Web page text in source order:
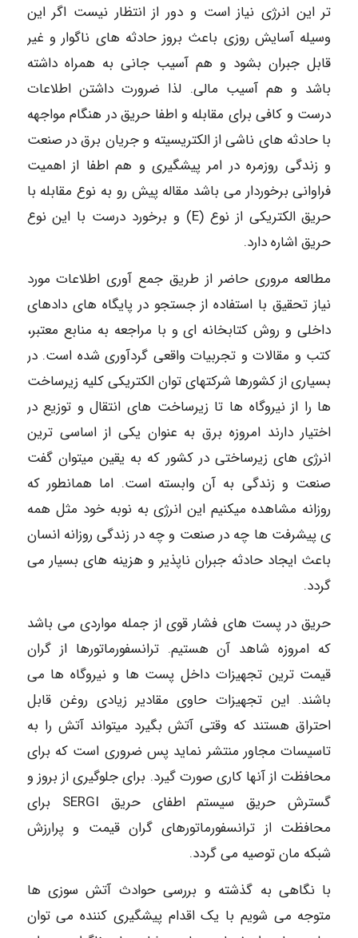
تر این انرژی نیاز است و دور از انتظار نیست اگر این
وسیله آسایش روزی باعث بروز حادثه های ناگوار و غیر
قابل جبران بشود و هم آسیب جانی به همراه داشته
باشد و هم آسیب مالی. لذا ضرورت داشتن اطلاعات
درست و کافی برای مقابله و اطفا حریق در هنگام مواجهه
با حادثه های ناشی از الکتریسیته و جریان برق در صنعت
و زندگی روزمره در امر پیشگیری و هم اطفا از اهمیت
فراوانی برخوردار می باشد مقاله پیش رو به نوع مقابله با
حریق الکتریکی از نوع (E) و برخورد درست با این نوع
حریق اشاره دارد.
مطالعه مروری حاضر از طریق جمع آوری اطلاعات مورد
نیاز تحقیق با استفاده از جستجو در پایگاه های دادهای
داخلی و روش کتابخانه ای و با مراجعه به منابع معتبر،
کتب و مقالات و تجربیات واقعی گردآوری شده است. در
بسیاری از کشورها شرکتهای توان الکتریکی کلیه زیرساخت
ها را از نیروگاه ها تا زیرساخت های انتقال و توزیع در
اختیار دارند امروزه برق به عنوان یکی از اساسی ترین
انرژی های زیرساختی در کشور که به یقین میتوان گفت
صنعت و زندگی به آن وابسته است. اما همانطور که
روزانه مشاهده میکنیم این انرژی به نوبه خود مثل همه
ی پیشرفت ها چه در صنعت و چه در زندگی روزانه انسان
باعث ایجاد حادثه جبران ناپذیر و هزینه های بسیار می
گردد.
حریق در پست های فشار قوی از جمله مواردی می باشد
که امروزه شاهد آن هستیم. ترانسفورماتورها از گران
قیمت ترین تجهیزات داخل پست ها و نیروگاه ها می
باشند. این تجهیزات حاوی مقادیر زیادی روغن قابل
احتراق هستند که وقتی آتش بگیرد میتواند آتش را به
تاسیسات مجاور منتشر نماید پس ضروری است که برای
محافظت از آنها کاری صورت گیرد. برای جلوگیری از بروز و
گسترش حریق سیستم اطفای حریق SERGI برای
محافظت از ترانسفورماتورهای گران قیمت و پرارزش
شبکه مان توصیه می گردد.
با نگاهی به گذشته و بررسی حوادث آتش سوزی ها
متوجه می شویم با یک اقدام پیشگیری کننده می توان